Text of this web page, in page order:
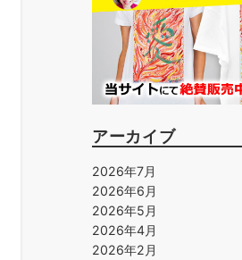
アーカイブ
2026年7月
2026年6月
2026年5月
2026年4月
2026年2月